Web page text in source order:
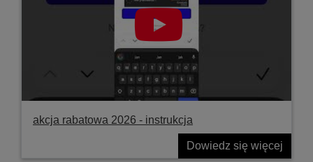
akcja rabatowa 2026 - instrukcja
Dowiedz się więcej